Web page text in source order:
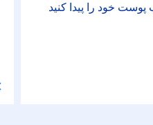
خود را پیدا کنید